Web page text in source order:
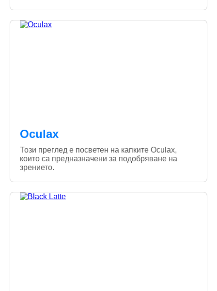
Oculax
Този преглед е посветен на капките Oculax,
които са предназначени за подобряване на
зрението.